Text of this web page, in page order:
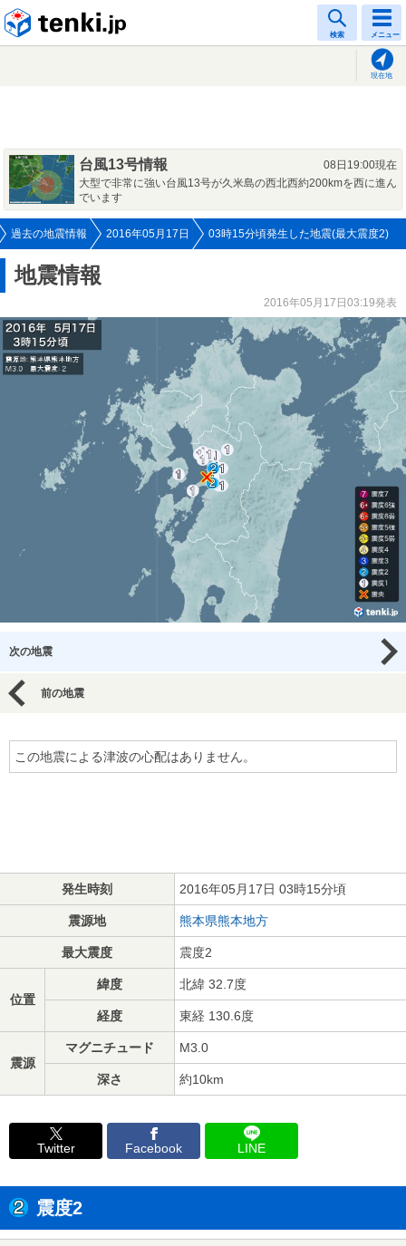
検索 メニュー
現在地
台風13号情報
08日19:00現在
大型で非常に強い台風13号が久米島の西北西約200kmを西に進ん
でいます
過去の地震情報 2016年05月17日 03時15分頃発生した地震(最大震度2)
地震情報
2016年05月17日03:19発表
次の地震
前の地震
この地震による津波の心配はありません。
発生時刻 2016年05月17日 03時15分頃
震源地 熊本県熊本地方
最大震度 震度2
位置
緯度 北緯 32.7度
経度 東経 130.6度
震源
マグニチュード M3.0
深さ 約10km
Twitter Facebook LINE
震度2